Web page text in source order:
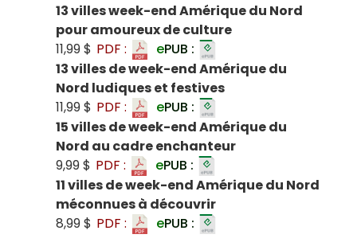
13 villes week-end Amérique du Nord
pour amoureux de culture
11,99 $ PDF : ePUB :
13 villes de week-end Amérique du
Nord ludiques et festives
11,99 $ PDF : ePUB :
15 villes de week-end Amérique du
Nord au cadre enchanteur
9,99 $ PDF : ePUB :
11 villes de week-end Amérique du Nord
méconnues à découvrir
8,99 $ PDF : ePUB :